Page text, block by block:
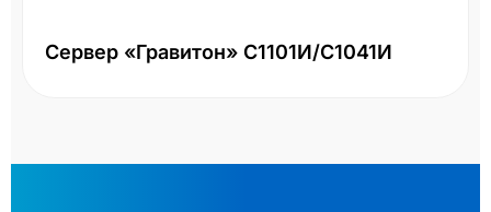
Сервер «Гравитон» С1101И/С1041И